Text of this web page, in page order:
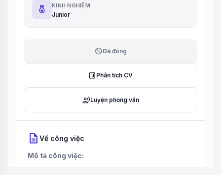
KINH NGHIỆM
Junior
blockĐã đóng
analytics Phân tích CV
record_voice_overLuyện phỏng vấn
description Về công việc
Mô tả công việc: